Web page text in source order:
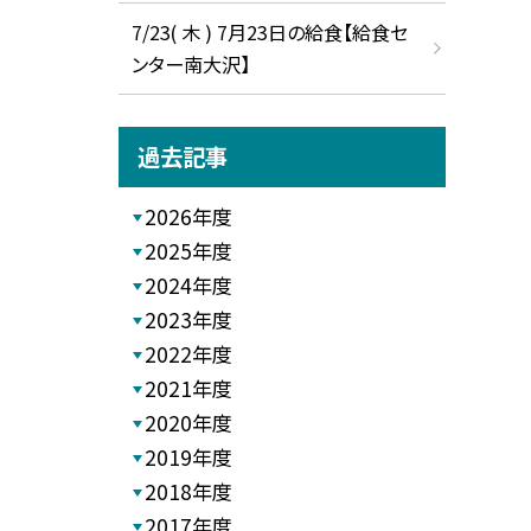
7/23( 木 ) 7月23日の給食【給食セ
ンター南大沢】
過去記事
2026年度
2025年度
2024年度
2023年度
2022年度
2021年度
2020年度
2019年度
2018年度